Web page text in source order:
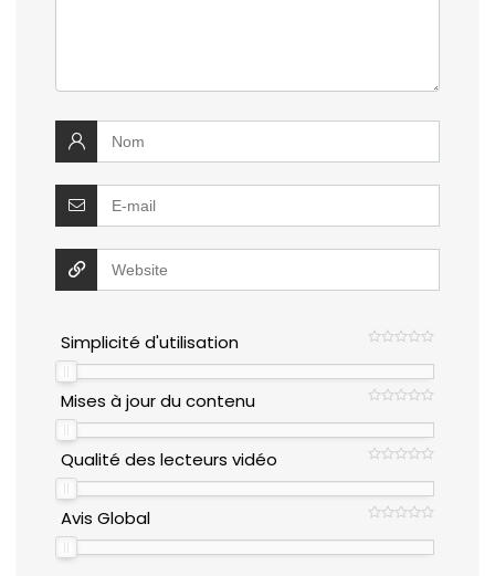
Simplicité d'utilisation
Mises à jour du contenu
Qualité des lecteurs vidéo
Avis Global